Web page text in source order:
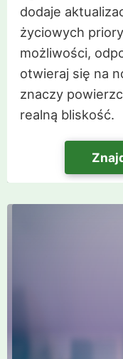
dodaje
życiowych
możliwości,
otwieraj się na
znaczy
realną bliskość.